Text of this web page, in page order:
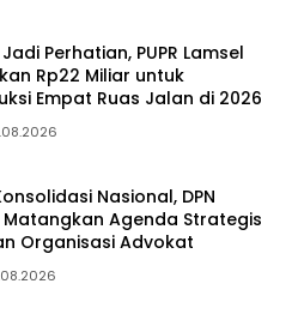
Perhatian, PUPR Lamsel
Rp22 Miliar untuk
Empat Ruas Jalan di 2026
Nasional, DPN
Matangkan Agenda Strategis
Organisasi Advokat